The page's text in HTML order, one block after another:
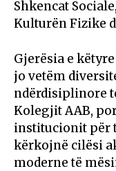
Shkencat
Kulturën Fizike
Gjerësia e
jo vetëm
ndërdisiplinore
Kolegjit AAB,
institucionit për
kërkojnë cilësi
moderne të